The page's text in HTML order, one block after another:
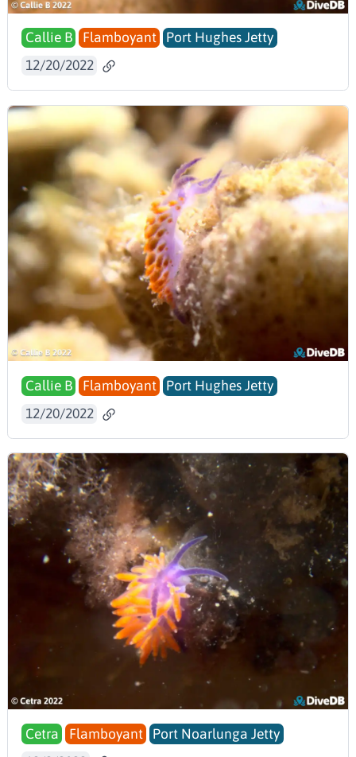
Callie B Flamboyant
Port Hughes Jetty
12/20/2022
Callie B Flamboyant
Port Hughes Jetty
12/20/2022
Cetra Flamboyant
Port Noarlunga Jetty